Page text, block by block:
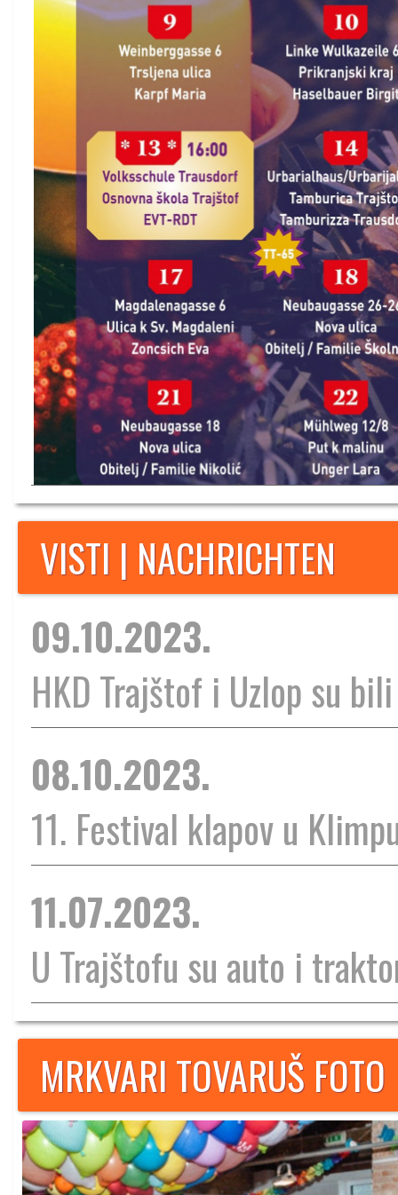
VISTI | NACHRICHTEN
09.10.2023.
HKD Trajštof i Uzlop su
08.10.2023.
11. Festival klapov u
11.07.2023.
U Trajštofu su auto i
MRKVARI TOVARUŠ FOTO